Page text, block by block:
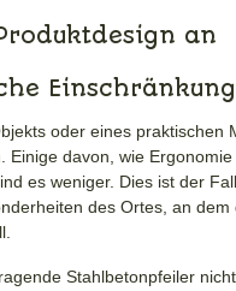
an
oder eines praktischen
Einige davon, wie
es weniger. Dies ist der
des Ortes, an
Stahlbetonpfeiler